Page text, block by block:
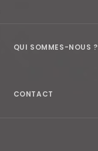
QUI SOMMES-NOUS ?
CONTACT